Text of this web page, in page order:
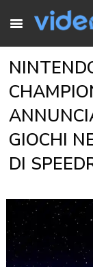
GIOCHI
DI